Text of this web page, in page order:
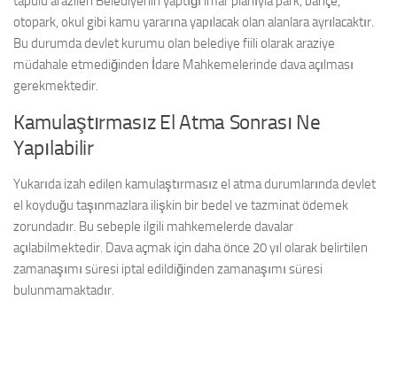
otopark, okul gibi kamu yararına yapılacak olan alanlara ayrılacaktır.
Bu durumda devlet kurumu olan belediye fiili olarak araziye
müdahale etmediğinden İdare Mahkemelerinde dava açılması
gerekmektedir.
Kamulaştırmasız El Atma Sonrası Ne
Yapılabilir
Yukarıda izah edilen kamulaştırmasız el atma durumlarında devlet
el koyduğu taşınmazlara ilişkin bir bedel ve tazminat ödemek
zorundadır. Bu sebeple ilgili mahkemelerde davalar
açılabilmektedir. Dava açmak için daha önce 20 yıl olarak belirtilen
zamanaşımı süresi iptal edildiğinden zamanaşımı süresi
bulunmamaktadır.